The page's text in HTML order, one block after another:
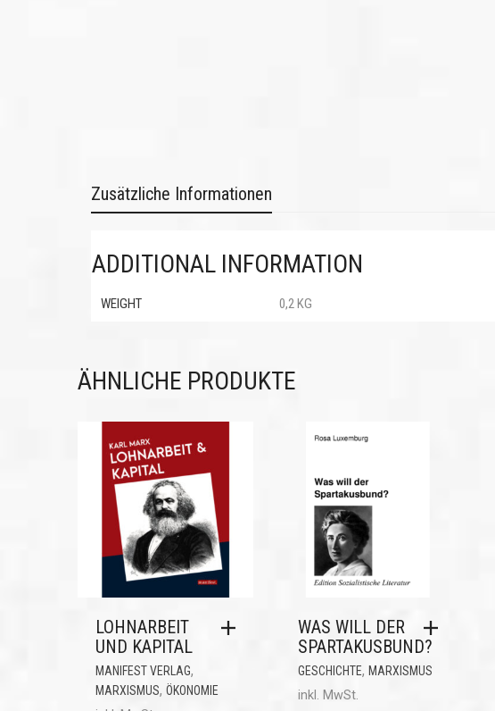
Zusätzliche Informationen
ADDITIONAL INFORMATION
WEIGHT 0,2 KG
ÄHNLICHE PRODUKTE
LOHNARBEIT
UND KAPITAL
MANIFEST VERLAG,
MARXISMUS, ÖKONOMIE
WAS WILL DER
SPARTAKUSBUND?
GESCHICHTE, MARXISMUS
inkl. MwSt.